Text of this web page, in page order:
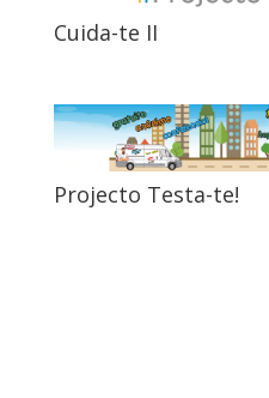
Cuida-te II
Projecto Testa-te!